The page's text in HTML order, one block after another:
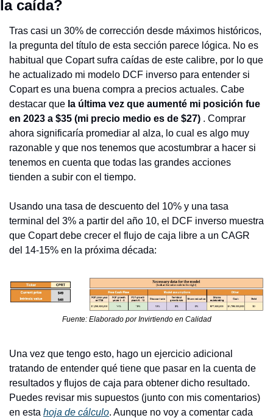
la caída?
Tras casi un 30% de corrección desde máximos históricos,
la pregunta del título de esta sección parece lógica. No es
habitual que Copart sufra caídas de este calibre, por lo que
he actualizado mi modelo DCF inverso para entender si
Copart es una buena compra a precios actuales. Cabe
destacar que la última vez que aumenté mi posición fue
en 2023 a $35 (mi precio medio es de $27) . Comprar
ahora significaría promediar al alza, lo cual es algo muy
razonable y que nos tenemos que acostumbrar a hacer si
tenemos en cuenta que todas las grandes acciones
tienden a subir con el tiempo.
Usando una tasa de descuento del 10% y una tasa
terminal del 3% a partir del año 10, el DCF inverso muestra
que Copart debe crecer el flujo de caja libre a un CAGR
del 14-15% en la próxima década:
Fuente: Elaborado por Invirtiendo en Calidad
Una vez que tengo esto, hago un ejercicio adicional
tratando de entender qué tiene que pasar en la cuenta de
resultados y flujos de caja para obtener dicho resultado.
Puedes revisar mis supuestos (junto con mis comentarios)
en esta hoja de cálculo. Aunque no voy a comentar cada